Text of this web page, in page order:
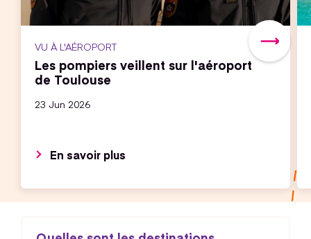
VU À L'AÉROPORT
Les pompiers veillent sur l'aéroport
de Toulouse
23 Jun 2026
En savoir plus